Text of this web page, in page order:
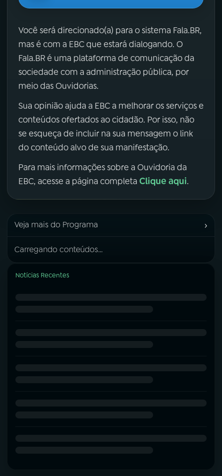
Você será direcionado(a) para o sistema Fala.BR,
mas é com a EBC que estará dialogando. O
Fala.BR é uma plataforma de comunicação da
sociedade com a administração pública, por
meio das Ouvidorias.
Sua opinião ajuda a EBC a melhorar os serviços e
conteúdos ofertados ao cidadão. Por isso, não
se esqueça de incluir na sua mensagem o link
do conteúdo alvo de sua manifestação.
Para mais informações sobre a Ouvidoria da
EBC, acesse a página completa Clique aqui.
Veja mais do Programa ›
Carregando conteúdos...
Notícias Recentes